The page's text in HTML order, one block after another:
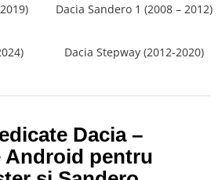
Dacia Sandero 1 (2008 – 2012)
Dacia Stepway (2012-2020)
Dacia –
Android pentru